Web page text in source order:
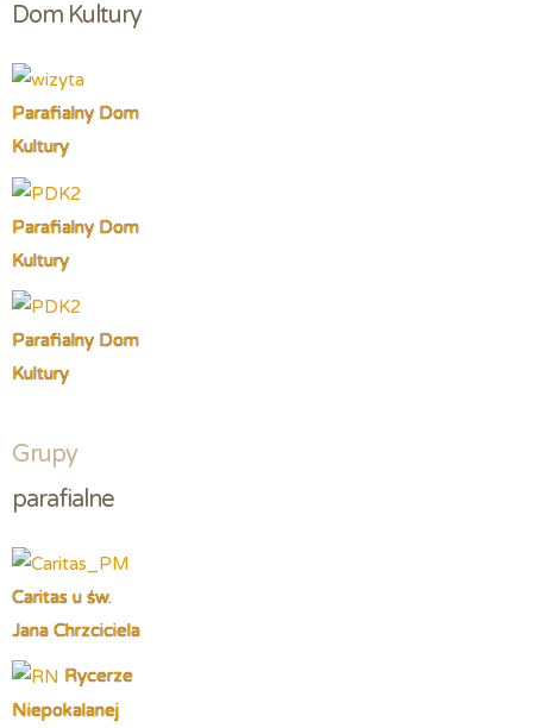
Dom Kultury
Parafialny Dom
Kultury
Parafialny Dom
Kultury
Parafialny Dom
Kultury
Grupy
parafialne
Caritas u św.
Jana Chrzciciela
Rycerze
Niepokalanej